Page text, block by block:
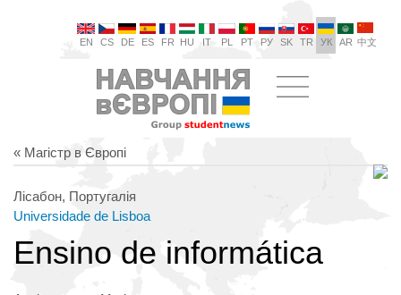
EN CS DE ES FR HU IT PL PT РУ SK TR УК AR 中文
« Магістр в Європі
Лісабон, Португалія
Universidade de Lisboa
Ensino de informática